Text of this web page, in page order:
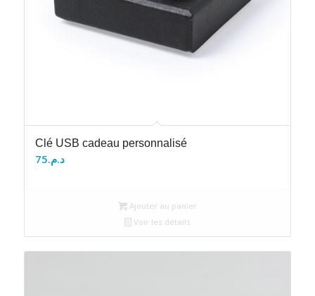
Clé USB cadeau personnalisé
د.م.75
Ajouter au panier
Voir les détails